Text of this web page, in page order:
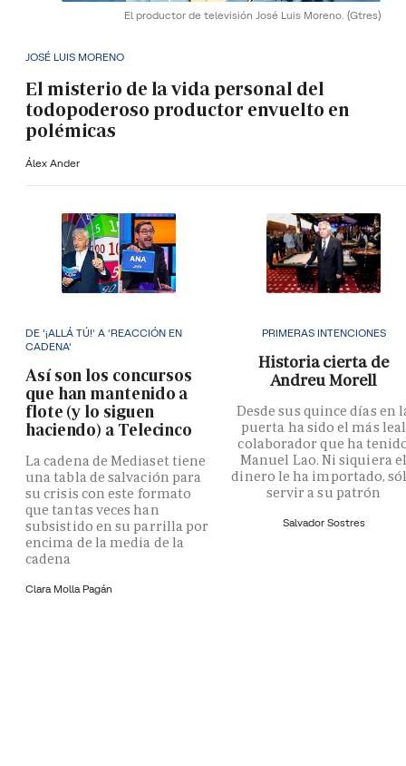
El productor de televisión José Luis Moreno. (Gtres)
JOSÉ LUIS MORENO
El misterio de la vida personal del
todopoderoso productor envuelto en
polémicas
Álex Ander
DE '¡ALLÁ TÚ!' A 'REACCIÓN EN
CADENA'
Así son los concursos
que han mantenido a
flote (y lo siguen
haciendo) a Telecinco
La cadena de Mediaset tiene
una tabla de salvación para
su crisis con este formato
que tantas veces han
subsistido en su parrilla por
encima de la media de la
cadena
Clara Molla Pagán
PRIMERAS INTENCIONES
Historia cierta de
Andreu Morell
Desde sus quince días en
puerta ha sido el más leal
colaborador que ha
Manuel Lao. Ni siquiera
dinero le ha importado,
servir a su patrón
Salvador Sostres